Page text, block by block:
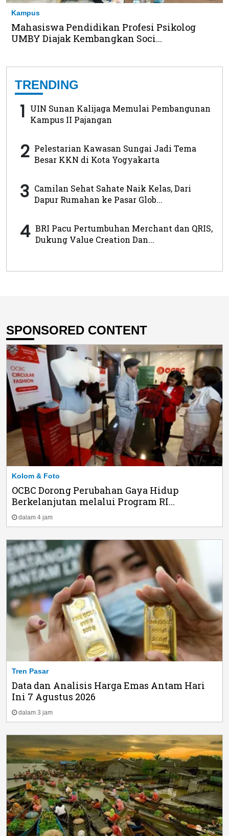
Kampus
Mahasiswa Pendidikan Profesi Psikolog
UMBY Diajak Kembangkan Soci...
TRENDING
1 UIN Sunan Kalijaga Memulai Pembangunan
Kampus II Pajangan
2 Pelestarian Kawasan Sungai Jadi Tema
Besar KKN di Kota Yogyakarta
3 Camilan Sehat Sahate Naik Kelas, Dari
Dapur Rumahan ke Pasar Glob...
4 BRI Pacu Pertumbuhan Merchant dan QRIS,
Dukung Value Creation Dan...
SPONSORED CONTENT
Kolom & Foto
OCBC Dorong Perubahan Gaya Hidup
Berkelanjutan melalui Program RI...
dalam 4 jam
Tren Pasar
Data dan Analisis Harga Emas Antam Hari
Ini 7 Agustus 2026
dalam 3 jam